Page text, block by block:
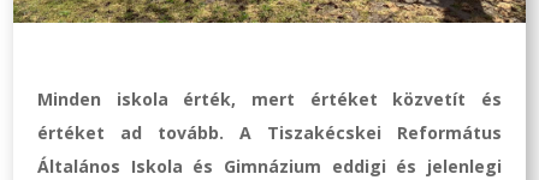
Minden iskola érték, mert értéket közvetít és
értéket ad tovább. A Tiszakécskei Református
Általános Iskola és Gimnázium eddigi és jelenlegi